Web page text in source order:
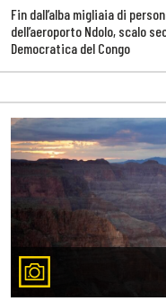
Fin dall’alba migliaia di
dell’aeroporto Ndolo, scalo
Democratica del Congo